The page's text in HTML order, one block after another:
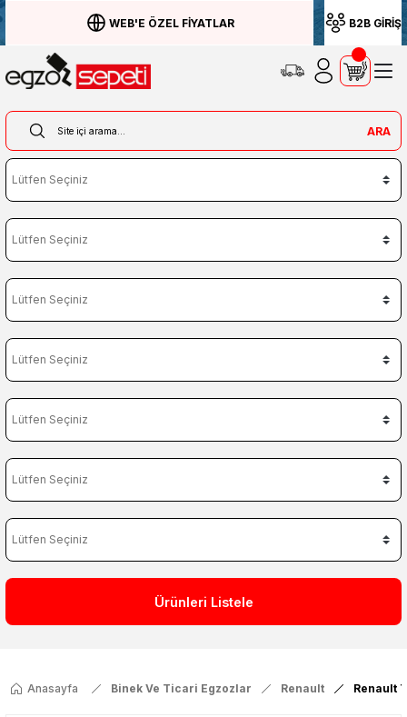
WEB'E ÖZEL FİYATLAR B2B GİRİŞ
ARA
Ürünleri Listele
Anasayfa Binek Ve Ticari Egzozlar Renault Renault